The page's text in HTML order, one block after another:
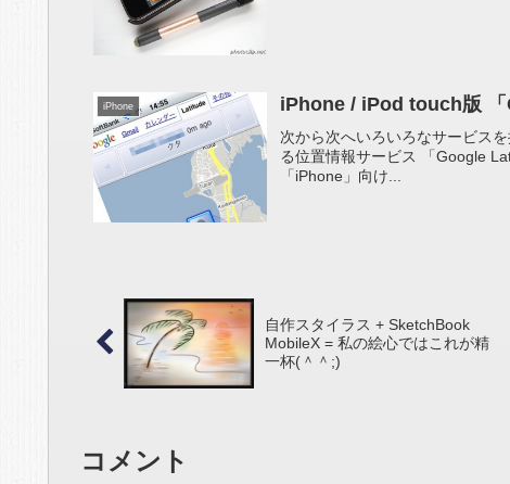
iPhone iPhone / iPod touch版
次から次へいろいろなサービス
る位置情報サービス 「Google
「iPhone」向け...
自作スタイラス + SketchBook
MobileX = 私の絵心ではこれが精
一杯(＾＾;)
コメント